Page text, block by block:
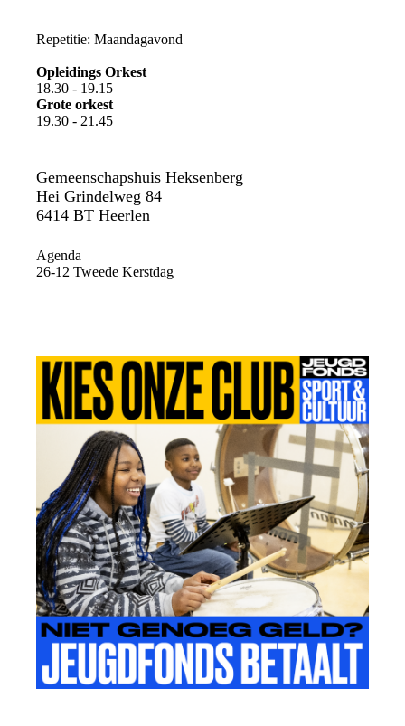
Repetitie: Maandagavond
Opleidings Orkest
18.30 - 19.15
Grote orkest
19.30 - 21.45
Gemeenschapshuis Heksenberg
Hei Grindelweg 84
6414 BT Heerlen
Agenda
26-12 Tweede Kerstdag